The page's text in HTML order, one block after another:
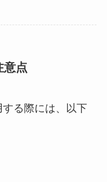
意点
る際には、以下